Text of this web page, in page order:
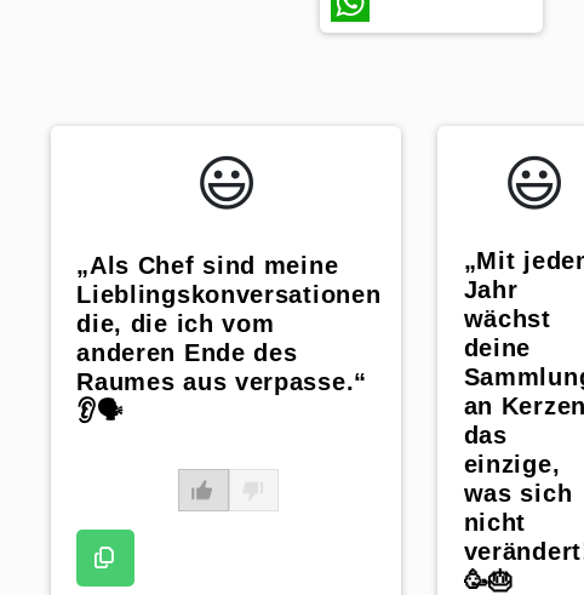
😃️
„Als Chef sind meine
Lieblingskonversationen
die, die ich vom
anderen Ende des
Raumes aus verpasse.“
👂🗣️
😃️
„Mit
Jahr
wächst
deine
an
das
einzige,
was sich
nicht
🥳🎂